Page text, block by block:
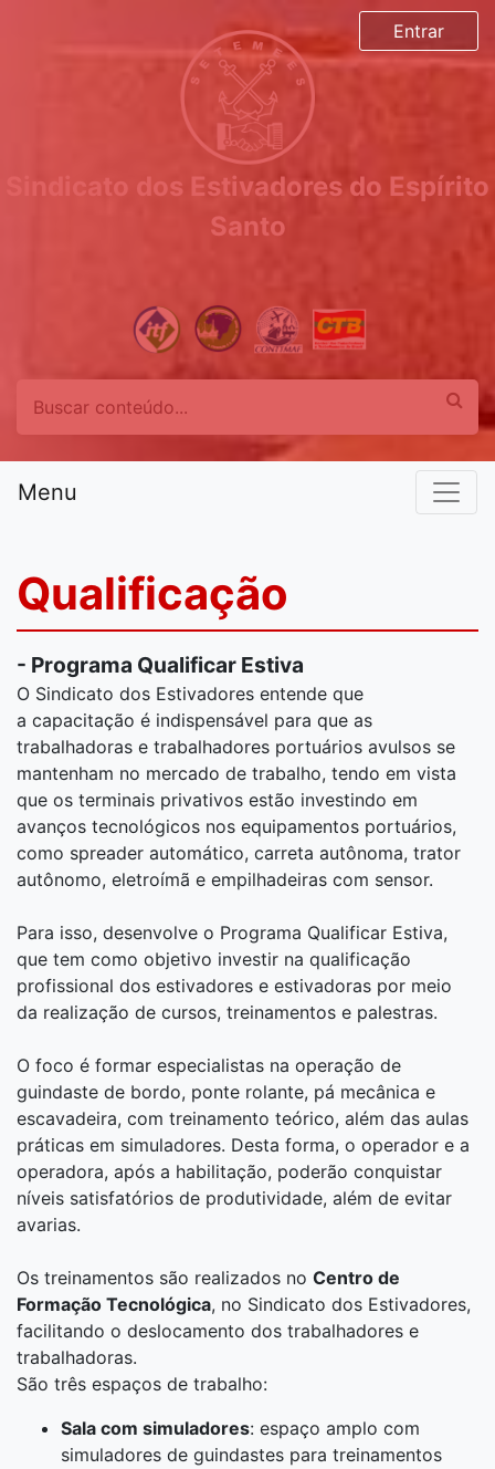
Entrar
Sindicato dos Estivadores do Espírito
Santo
Menu
Qualificação
- Programa Qualificar Estiva
O Sindicato dos Estivadores entende que
a capacitação é indispensável para que as
trabalhadoras e trabalhadores portuários avulsos se
mantenham no mercado de trabalho, tendo em vista
que os terminais privativos estão investindo em
avanços tecnológicos nos equipamentos portuários,
como spreader automático, carreta autônoma, trator
autônomo, eletroímã e empilhadeiras com sensor.
Para isso, desenvolve o Programa Qualificar Estiva,
que tem como objetivo investir na qualificação
profissional dos estivadores e estivadoras por meio
da realização de cursos, treinamentos e palestras.
O foco é formar especialistas na operação de
guindaste de bordo, ponte rolante, pá mecânica e
escavadeira, com treinamento teórico, além das aulas
práticas em simuladores. Desta forma, o operador e a
operadora, após a habilitação, poderão conquistar
níveis satisfatórios de produtividade, além de evitar
avarias.
Os treinamentos são realizados no Centro de
Formação Tecnológica, no Sindicato dos Estivadores,
facilitando o deslocamento dos trabalhadores e
trabalhadoras.
São três espaços de trabalho:
Sala com simuladores: espaço amplo com
simuladores de guindastes para treinamentos